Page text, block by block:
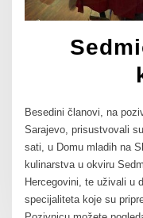
Besedini članovi, na
Sarajevo, prisustvovali
sati, u Domu mladih na
kulinarstva u okviru
Hercegovini, te uživali u
specijaliteta koje su